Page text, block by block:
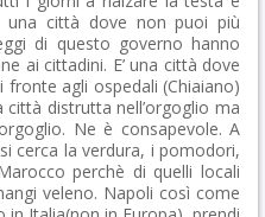
città dove non puoi più
di questo governo hanno
ai cittadini. E’ una città dove
agli ospedali (Chiaiano)
città distrutta nell’orgoglio ma
Ne è consapevole. A
cerca la verdura, i pomodori,
perchè di quelli locali
veleno. Napoli così come